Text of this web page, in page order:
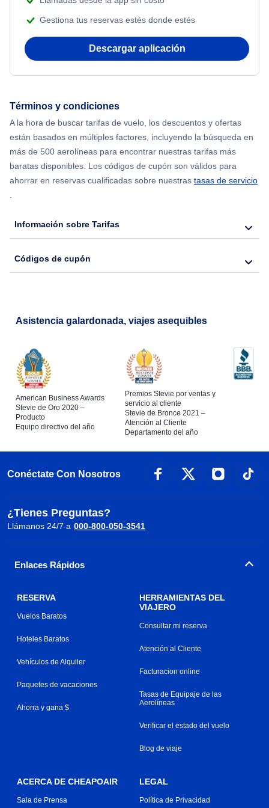
Flights from Shanghai to Nueva York
Flights from Delhi to Nueva York
Flights from Nueva York to Hong Kong
Flights from Nueva York to Lisboa
Gestiona tus reservas estés donde estés
Descargar aplicación
Términos y condiciones
A la hora de buscar tarifas de vuelo, los descuentos y ofertas
están basados en múltiples factores, incluyendo la búsqueda en
más de 500 aerolíneas para encontrar nuestras tarifas más
baratas disponibles. Los códigos de cupón son válidos para
ahorrar en reservas cualificadas sobre nuestras tasas de servicio
.
Información sobre Tarifas
Códigos de cupón
Asistencia galardonada, viajes asequibles
American Business Awards
Stevie de Oro 2020 –
Producto
Equipo directivo del año
Premios Stevie por ventas y
servicio al cliente
Stevie de Bronce 2021 –
Atención al Cliente
Departamento del año
Conéctate Con Nosotros
¿Tienes Preguntas?
Llámanos 24/7 a 000-800-050-3541
Enlaces Rápidos
RESERVA
Vuelos Baratos
Hoteles Baratos
Vehículos de Alquiler
Paquetes de vacaciones
Ahorra y gana $
HERRAMIENTAS DEL
VIAJERO
Consultar mi reserva
Atención al Cliente
Facturacion online
Tasas de Equipaje de las
Aerolíneas
Verificar el estado del vuelo
Blog de viaje
ACERCA DE CHEAPOAIR
Sala de Prensa
LEGAL
Política de Privacidad